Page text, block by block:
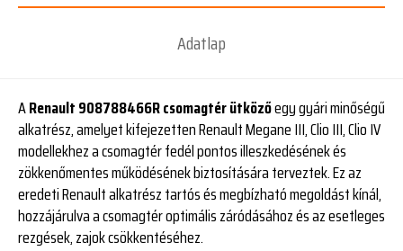
Adatlap
ARenault 908788466R csomagtér ütközőegy gyári minőségű
alkatrész, amelyet kifejezetten Renault Megane III, Clio III, Clio IV
modellekhez a csomagtér fedél pontos illeszkedésének és
zökkenőmentes működésének biztosítására terveztek. Ez az
eredeti Renault alkatrész tartós és megbízható megoldást kínál,
hozzájárulva a csomagtér optimális záródásához és az esetleges
rezgések, zajok csökkentéséhez.